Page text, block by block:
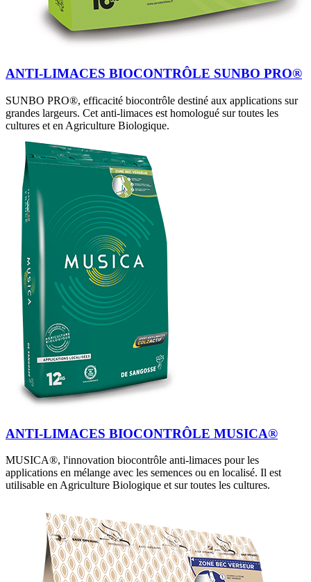
ANTI-LIMACES BIOCONTRÔLE SUNBO PRO®
SUNBO PRO®, efficacité biocontrôle destiné aux applications sur
grandes largeurs. Cet anti-limaces est homologué sur toutes les
cultures et en Agriculture Biologique.
ANTI-LIMACES BIOCONTRÔLE MUSICA®
MUSICA®, l'innovation biocontrôle anti-limaces pour les
applications en mélange avec les semences ou en localisé. Il est
utilisable en Agriculture Biologique et sur toutes les cultures.